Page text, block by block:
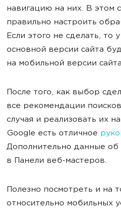
навигацию на них. В этом
правильно настроить
Если этого не сделать, то
основной версии сайта
на мобильной версии
После того, как выбор
все рекомендации
случая и реализовать их
Google есть отличное
Дополнительно данные
в Панели веб-мастеров.
Полезно посмотреть и на
относительно мобильных